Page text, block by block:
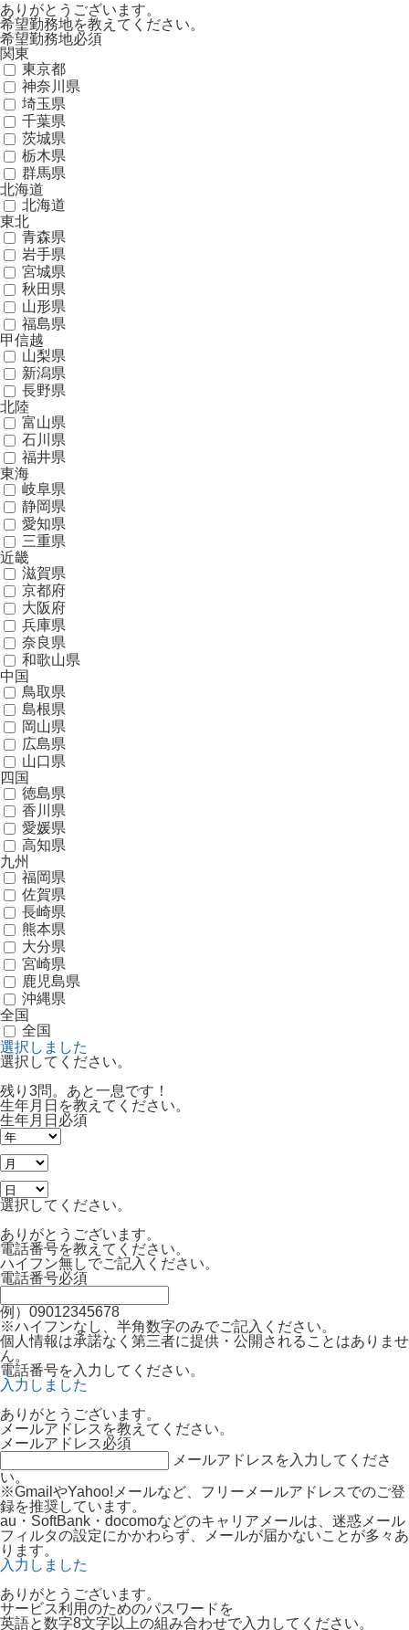
ありがとうございます。
希望勤務地を教えてください。
希望勤務地必須
関東
東京都
神奈川県
埼玉県
千葉県
茨城県
栃木県
群馬県
北海道
北海道
東北
青森県
岩手県
宮城県
秋田県
山形県
福島県
甲信越
山梨県
新潟県
長野県
北陸
富山県
石川県
福井県
東海
岐阜県
静岡県
愛知県
三重県
近畿
滋賀県
京都府
大阪府
兵庫県
奈良県
和歌山県
中国
鳥取県
島根県
岡山県
広島県
山口県
四国
徳島県
香川県
愛媛県
高知県
九州
福岡県
佐賀県
長崎県
熊本県
大分県
宮崎県
鹿児島県
沖縄県
全国
全国
選択しました
選択してください。
残り3問。あと一息です！
生年月日を教えてください。
生年月日 必須
選択してください。
ありがとうございます。
電話番号を教えてください。
ハイフン無しでご記入ください。
電話番号必須
例）09012345678
※ハイフンなし、半角数字のみでご記入ください。
個人情報は承諾なく第三者に提供・公開されることはありませ
ん。
電話番号を入力してください。
入力しました
ありがとうございます。
メールアドレスを教えてください。
メールアドレス必須
メールアドレスを入力してくださ
い。
※GmailやYahoo!メールなど、フリーメールアドレスでのご登
録を推奨しています。
au・SoftBank・docomoなどのキャリアメールは、迷惑メール
フィルタの設定にかかわらず、メールが届かないことが多々あ
ります。
入力しました
ありがとうございます。
サービス利用のためのパスワードを
英語と数字8文字以上の組み合わせで入力してください。